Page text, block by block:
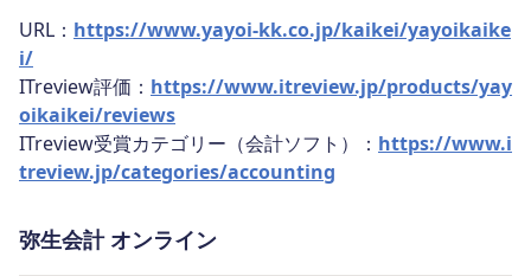
URL： https://www.yayoi-kk.co.jp/kaikei/yayoikaike
i/
ITreview評価： https://www.itreview.jp/products/yay
oikaikei/reviews
ITreview受賞カテゴリー（会計ソフト）： https://www.i
treview.jp/categories/accounting
弥生会計 オンライン